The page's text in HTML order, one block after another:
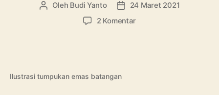
Penulis
Oleh Budi Yanto
Tanggal
artikel
24 Maret 2021
2 Komentarpada
Ilustrasi tumpukan emas batangan